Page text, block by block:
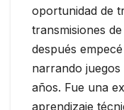
oportunidad de
transmisiones
después
narrando
años. Fue una
aprendizaje